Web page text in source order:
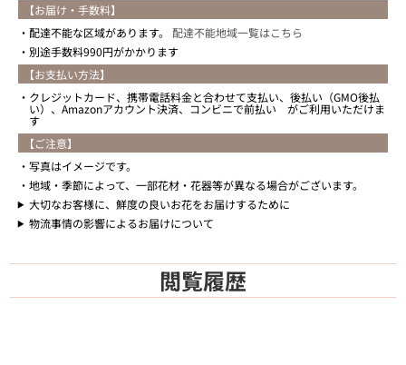
【お届け・手数料】
配達不能な区域があります。 配達不能地域一覧はこちら
別途手数料990円がかかります
【お支払い方法】
クレジットカード、携帯電話料金と合わせて支払い、後払い（GMO後払
い）、Amazonアカウント決済、コンビニで前払い がご利用いただけま
す
【ご注意】
写真はイメージです。
地域・季節によって、一部花材・花器等が異なる場合がございます。
大切なお客様に、鮮度の良いお花をお届けするために
物流事情の影響によるお届けについて
閲覧履歴